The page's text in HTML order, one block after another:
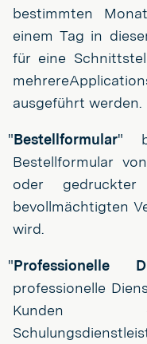
bestimmten
einem Tag in
für eine
ausgeführt werden.
"Bestellformular"
Bestellformular
oder
bevollmächtigten
wird.
"Professionelle
professionelle
Kunden